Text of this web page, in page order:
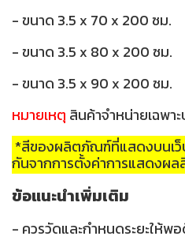
- ขนาด 3.5 x 70 x 200 ซม.
- ขนาด 3.5 x 80 x 200 ซม.
- ขนาด 3.5 x 90 x 200 ซม.
หมายเหตุ สินค้าจำหน่ายเฉพา
*สีของผลิตภัณฑ์ที่แสดงบนเว็
กันจากการตั้งค่าการแสดงผ
ข้อแนะนำเพิ่มเติม
- ควรวัดและกำหนดระยะให้